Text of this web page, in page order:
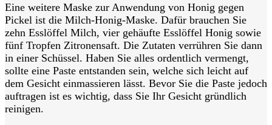
Eine weitere Maske zur Anwendung von Honig gegen
Pickel ist die Milch-Honig-Maske. Dafür brauchen Sie
zehn Esslöffel Milch, vier gehäufte Esslöffel Honig sowie
fünf Tropfen Zitronensaft. Die Zutaten verrühren Sie dann
in einer Schüssel. Haben Sie alles ordentlich vermengt,
sollte eine Paste entstanden sein, welche sich leicht auf
dem Gesicht einmassieren lässt. Bevor Sie die Paste jedoch
auftragen ist es wichtig, dass Sie Ihr Gesicht gründlich
reinigen.